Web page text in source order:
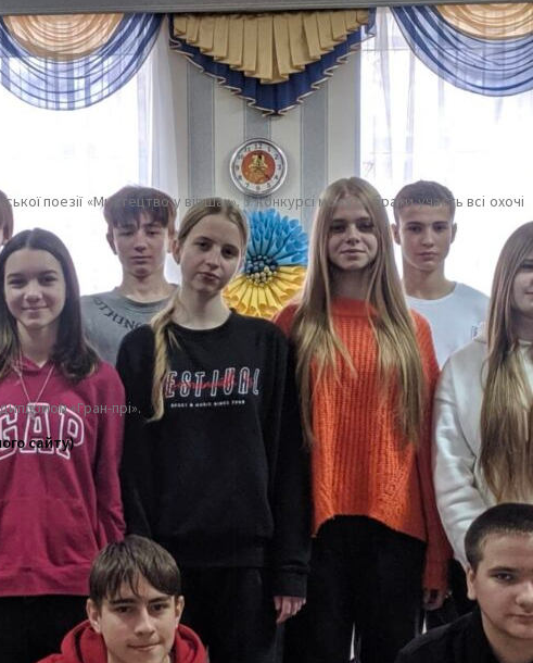
поезії «Мистецтво у віршах». У конкурсі можуть брати участь всі охочі
«Гран-прі».
сайту)